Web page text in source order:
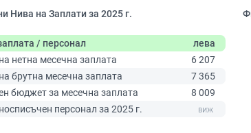
Нива на Заплати за 2025 г.
/ персонал
лева
нетна месечна заплата
6 207
брутна месечна заплата
7 365
бюджет за месечна заплата
8 009
персонал за 2025 г.